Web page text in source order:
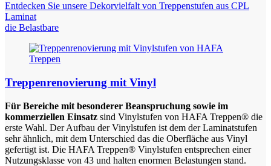
Entdecken Sie unsere Dekorvielfalt von Treppenstufen aus CPL
Laminat
die Belastbare
Treppenrenovierung mit Vinyl
Für Bereiche mit besonderer Beanspruchung sowie im
kommerziellen Einsatz sind Vinylstufen von HAFA Treppen® die
erste Wahl. Der Aufbau der Vinylstufen ist dem der Laminatstufen
sehr ähnlich, mit dem Unterschied das die Oberfläche aus Vinyl
gefertigt ist. Die HAFA Treppen® Vinylstufen entsprechen einer
Nutzungsklasse von 43 und halten enormen Belastungen stand.